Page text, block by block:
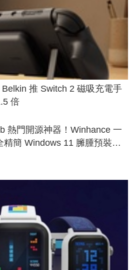
推 Switch 2 磁吸充電手
倍
熱門開源神器！Winhance 一
精簡 Windows 11 臃腫預裝軟